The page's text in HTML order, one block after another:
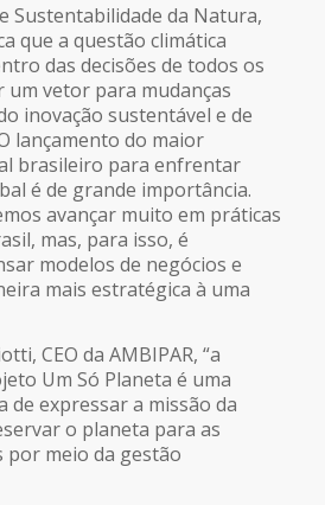
Sustentabilidade da Natura,
que a questão climática
das decisões de todos os
vetor para mudanças
inovação sustentável e de
lançamento do maior
brasileiro para enfrentar
é de grande importância.
avançar muito em práticas
mas, para isso, é
modelos de negócios e
mais estratégica à uma
CEO da AMBIPAR, “a
Um Só Planeta é uma
de expressar a missão da
o planeta para as
por meio da gestão